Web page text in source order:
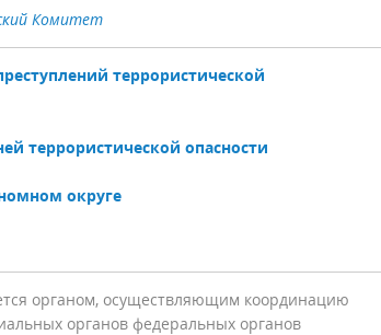
Комитет
террористической
террористической опасности
округе
органом, осуществляющим координацию
органов федеральных органов